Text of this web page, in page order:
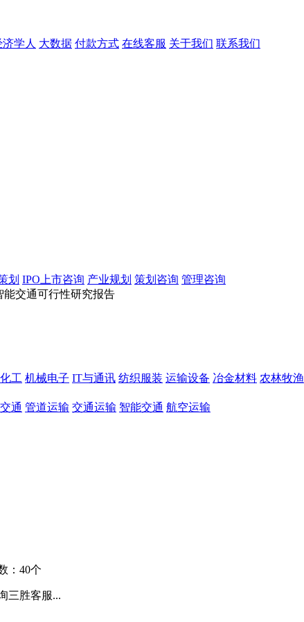
济学人 大数据 付款方式 在线客服 关于我们 联系我们
划 IPO上市咨询 产业规划 策划咨询 管理咨询
能交通可行性研究报告
工 机械电子 IT与通讯 纺织服装 运输设备 冶金材料 农林牧渔
通 管道运输 交通运输 智能交通 航空运输
：40个
三胜客服...